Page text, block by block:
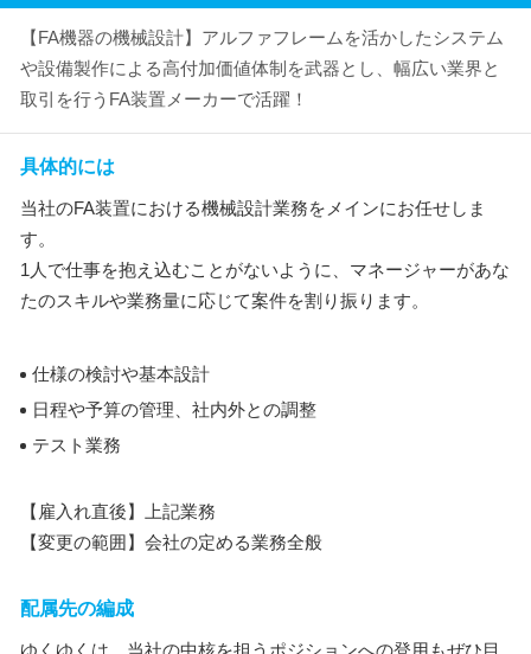
【FA機器の機械設計】アルファフレームを活かしたシステム
や設備製作による高付加価値体制を武器とし、幅広い業界と
取引を行うFA装置メーカーで活躍！
具体的には
当社のFA装置における機械設計業務をメインにお任せしま
す。
1人で仕事を抱え込むことがないように、マネージャーがあな
たのスキルや業務量に応じて案件を割り振ります。
仕様の検討や基本設計
日程や予算の管理、社内外との調整
テスト業務
【雇入れ直後】上記業務
【変更の範囲】会社の定める業務全般
配属先の編成
ゆくゆくは、当社の中核を担うポジションへの登用もぜひ目